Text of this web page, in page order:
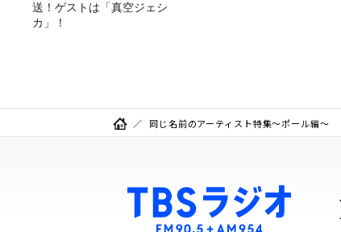
送！ゲストは「真空ジェシ
カ」！
同じ名前のアーティスト特集～ポール編～